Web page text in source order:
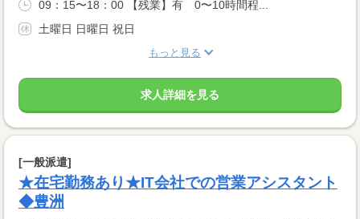
09：15〜18：00 【残業】有 0〜10時間程...
土曜日 日曜日 祝日
もっと見る
求人詳細を見る
[一般派遣]
★在宅勤務あり★IT会社での営業アシスタント
◆豊洲